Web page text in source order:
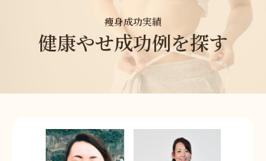
痩身成功実績
健康やせ成功例を探す